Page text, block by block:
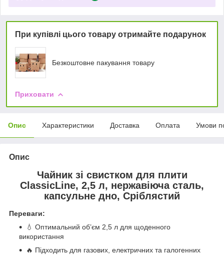
При купівлі цього товару отримайте подарунок
Безкоштовне пакування товару
Приховати
Опис Характеристики Доставка Оплата Умови
Опис
Чайник зі свистком для плити
ClassicLine, 2,5 л, нержавіюча сталь,
капсульне дно, Сріблястий
Переваги:
💧 Оптимальний об’єм 2,5 л для щоденного
використання
🔥 Підходить для газових, електричних та галогенних